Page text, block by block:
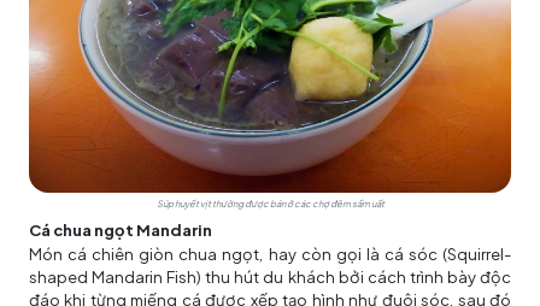
Súp huyết vịt thường được bán ở các chợ đêm sầm uất
Cá chua ngọt Mandarin
Món cá chiên giòn chua ngọt, hay còn gọi là cá sóc (Squirrel-
shaped Mandarin Fish) thu hút du khách bởi cách trình bày độc
đáo khi từng miếng cá được xếp tạo hình như đuôi sóc, sau đó